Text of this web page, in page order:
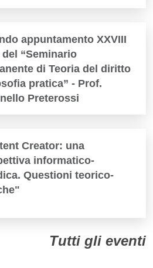
appuntamento XXVIII
“Seminario
di Teoria del diritto
pratica” - Prof.
Preterossi
Creator: una
informatico-
Questioni teorico-
Tutti gli eventi